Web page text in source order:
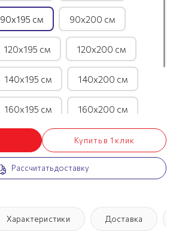
90х195 см 90х200 см
120х195 см 120х200 см
140х195 см 140х200 см
160х195 см 160х200 см
180х195 см 180х200 см
200х195 см 200х200 см
Купить в 1 клик
Рассчитать доставку
Характеристики Доставка